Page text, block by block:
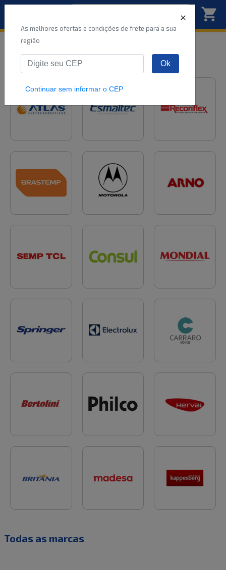
Marcas em destaque
Todas as marcas
As melhores ofertas e condições de frete para a sua
região
Ok
Continuar sem informar o CEP